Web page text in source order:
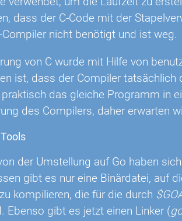
dass der C-Code mit der
nicht benötigt und ist weg.
von C wurde mit Hilfe von
ist, dass der Compiler tatsächlich
das gleiche Programm in
des Compilers, daher erwarten
der Umstellung auf Go haben
gibt es nur eine Binärdatei, auf
kompilieren, die für die durch
Ebenso gibt es jetzt einen Linker (